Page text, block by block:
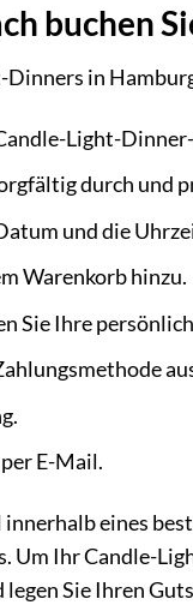
buchen
in
Light-
durch und
und die
Warenkorb hinzu.
Sie Ihre
E-Mail.
innerhalb eines
Um Ihr Candle-
Sie Ihren